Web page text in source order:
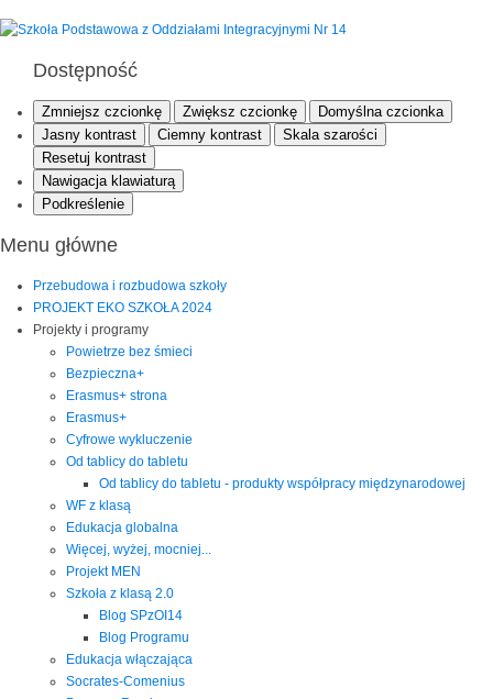
Dostępność
Zmniejsz czcionkę Zwiększ czcionkę
Domyślna czcionka
Jasny kontrast
Ciemny kontrast
Skala szarości
Resetuj kontrast
Nawigacja klawiaturą
Podkreślenie
Menu główne
Przebudowa i rozbudowa szkoły
PROJEKT EKO SZKOŁA 2024
Projekty i programy
Powietrze bez śmieci
Bezpieczna+
Erasmus+ strona
Erasmus+
Cyfrowe wykluczenie
Od tablicy do tabletu
Od tablicy do tabletu - produkty współpracy międzynarodowej
WF z klasą
Edukacja globalna
Więcej, wyżej, mocniej...
Projekt MEN
Szkoła z klasą 2.0
Blog SPzOI14
Blog Programu
Edukacja włączająca
Socrates-Comenius